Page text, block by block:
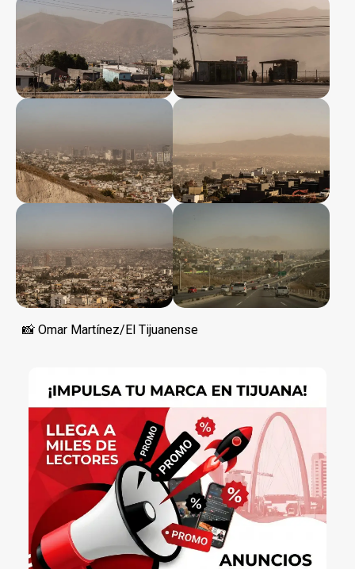
📸 Omar Martínez/El Tijuanense